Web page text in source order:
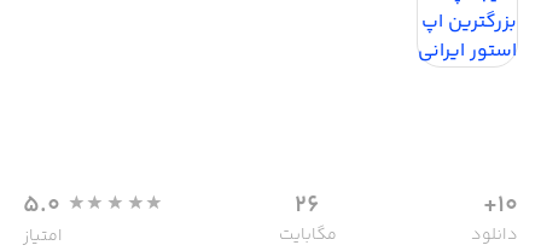
10+
دانلود
26
مگابایت
5.0
امتیاز